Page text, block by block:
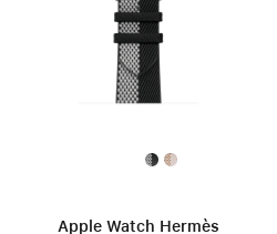
Apple Watch Hermès